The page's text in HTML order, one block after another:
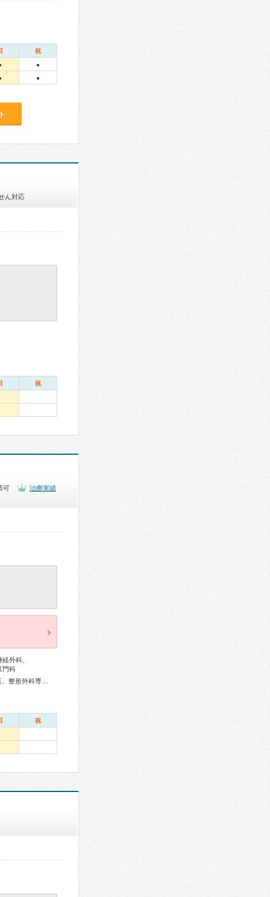
祝
●
●
ん対応
祝
可 治療実績
外科、
門科
祝